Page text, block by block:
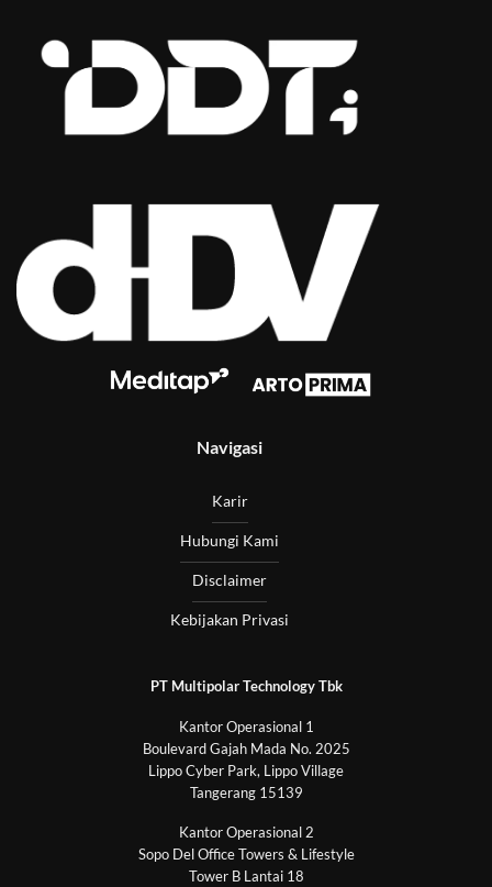
Navigasi
Karir
Hubungi Kami
Disclaimer
Kebijakan Privasi
PT Multipolar Technology Tbk
Kantor Operasional 1
Boulevard Gajah Mada No. 2025
Lippo Cyber Park, Lippo Village
Tangerang 15139
Kantor Operasional 2
Sopo Del Office Towers & Lifestyle
Tower B Lantai 18